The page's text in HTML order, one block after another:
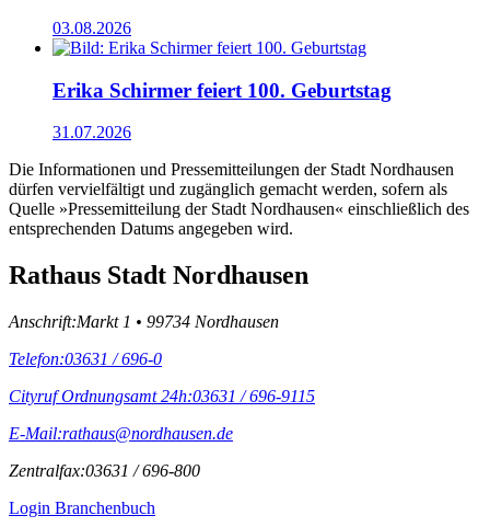
03.08.2026
Erika Schirmer feiert 100. Geburtstag
31.07.2026
Die Informationen und Pressemitteilungen der Stadt Nordhausen
dürfen vervielfältigt und zugänglich gemacht werden, sofern als
Quelle »Pressemitteilung der Stadt Nordhausen« einschließlich des
entsprechenden Datums angegeben wird.
Rathaus Stadt Nordhausen
Anschrift:Markt 1 • 99734 Nordhausen
Telefon:03631 / 696-0
Cityruf Ordnungsamt 24h:03631 / 696-9115
E-Mail:rathaus@nordhausen.de
Zentralfax:03631 / 696-800
Login Branchenbuch